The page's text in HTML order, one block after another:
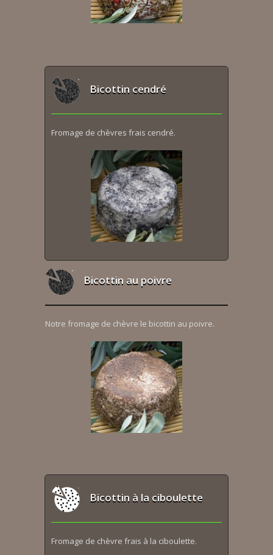
Bicottin cendré
Fromage de chèvres frais cendré.
Bicottin au poivre
Notre fromage de chèvre le bicottin au poivre.
Bicottin à la ciboulette
Fromage de chèvre frais à la ciboulette.